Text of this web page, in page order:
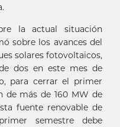
la actual situación
sobre los avances del
solares fotovoltaicos,
dos en este mes de
para cerrar el primer
más de 160 MW de
fuente renovable de
semestre debe